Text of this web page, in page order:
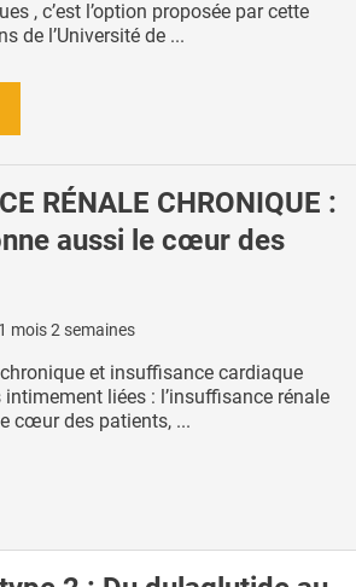
, c’est l’option proposée par cette
de l’Université de ...
RÉNALE CHRONIQUE :
aussi le cœur des
1 mois 2 semaines
et insuffisance cardiaque
liées : l’insuffisance rénale
cœur des patients, ...